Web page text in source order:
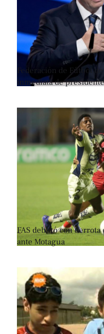
Federación de Fútbol
inmediata de
FAS debutó con
ante Motagua